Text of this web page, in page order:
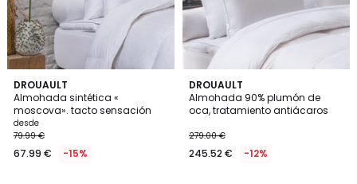
DROUAULT
Almohada sintética «
moscova». tacto sensación
desde
79.99 €
67.99 € -15%
4,3
/ 5
DROUAULT
Almohada 90% plumón de
oca, tratamiento antiácaros
279.00 €
245.52 € -12%
3
/
5